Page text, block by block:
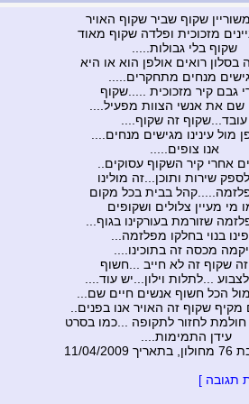
שקוף שביר שקוף האויר
מזכוכית ופלדה שקוף מאוד
שקוף בלי גבולות.....
בסלון רואים אולפן הוא או היא
מנחים מתחקרים.....
גבם קיר מזכוכית .....שקוף
שם את אנשי הצוות מפעיל....
עובד...שקוף זה שקוף....
מול עינינו מגישים מנחים....
אנו צופים.....
אחרי קיר השקוף עסוקים..
שירות ותוכן...זה מולינו
בבית בכל מקום
מי מעיין צלולים ושקופים
שזורמת בעורקינו בגוף...
בנוי בחלקו מפלזמה...
מכסה זה בתוכינו....
שקוף זה לא חייב ...חשוף
...לתלות וילון...יש עוד....
הכל חשוף אנשים חיים שם...
שקוף זה האויר אנו בפנים..
חולמת לחזור לתקופה ...כמו בסרט
עידן התמימות....
04/2009
תגובה ]